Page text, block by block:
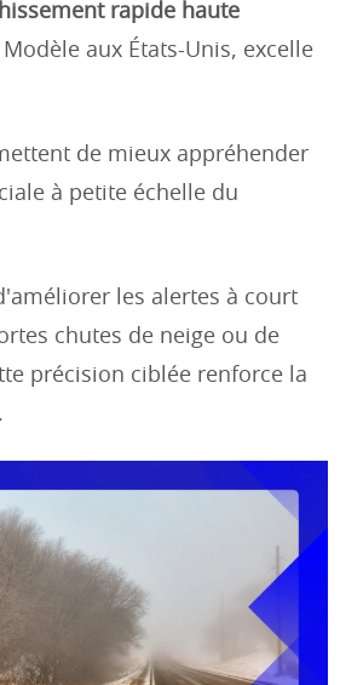
rapide haute
aux États-Unis, excelle
de mieux appréhender
à petite échelle du
les alertes à court
chutes de neige ou de
précision ciblée renforce la